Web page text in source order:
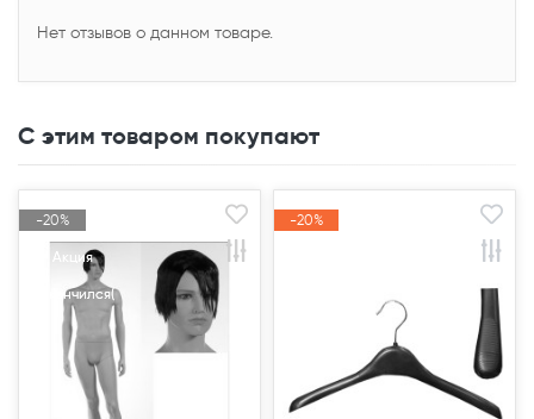
Нет отзывов о данном товаре.
С этим товаром покупают
-20%
Акция
Закончился(
-20%
Акция
Закончился(
-20%
-20%